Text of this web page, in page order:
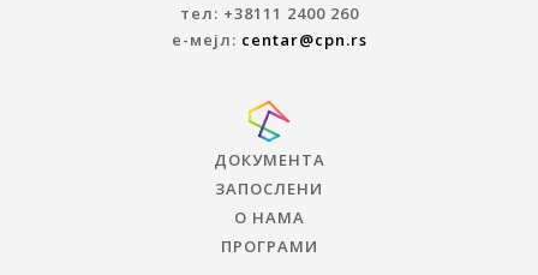
тел: +38111 2400 260
е-мејл: centar@cpn.rs
ДОКУМЕНТА
ЗАПОСЛЕНИ
О НАМА
ПРОГРАМИ